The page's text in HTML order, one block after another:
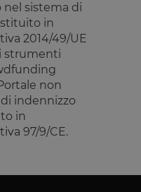
sistema di
in
2014/49/UE
strumenti
non
indennizzo
in
97/9/CE.